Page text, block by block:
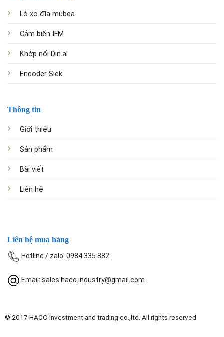
Lò xo đĩa mubea
Cảm biến IFM
Khớp nối Din.al
Encoder Sick
Thông tin
Giới thiệu
Sản phẩm
Bài viết
Liên hệ
Liên hệ mua hàng
Hotline / zalo: 0984 335 882
Email: sales.haco.industry@gmail.com
© 2017 HACO investment and trading co.,ltd. All rights reserved